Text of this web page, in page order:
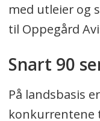
med utleier og
til Oppegård
Snart 90
På landsbasis
konkurrentene